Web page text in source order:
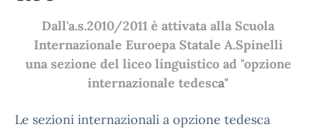
Dall'a.s.2010/2011 è attivata alla Scuola
Internazionale Euroepa Statale A.Spinelli
una sezione del liceo linguistico ad "opzione
internazionale tedesca"
Le sezioni internazionali a opzione tedesca